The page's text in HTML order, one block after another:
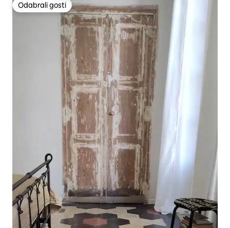
Odabrali gosti
Odabrali gosti